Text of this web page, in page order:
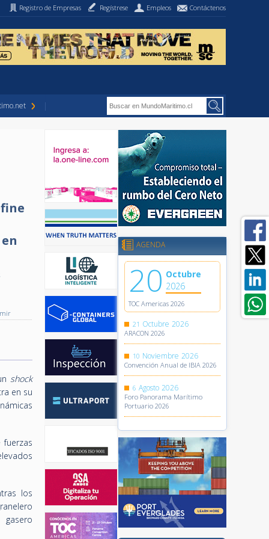
Registro de Empresas Regístrese Empleos Contáctenos
shock
en su
los
AGENDA
20 Octubre
2026
TOC Americas 2026
21 Octubre 2026
ARACON 2026
10 Noviembre 2026
Convención Anual de IBIA 2026
6 Agosto 2026
Foro Panorama Marítimo
Portuario 2026